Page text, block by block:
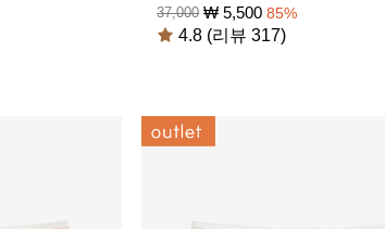
37,000 ₩5,500 85%
4.8 (리뷰 317)